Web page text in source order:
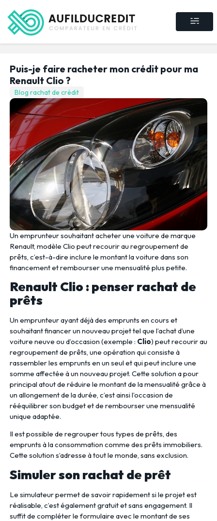
Puis-je faire racheter mon crédit pour ma
Renault Clio ?
Blog rachat de crédit
Un emprunteur souhaitant acheter une voiture de marque
Renault, modèle Clio peut recourir au regroupement de
prêts, c’est-à-dire inclure le montant la voiture dans son
financement et rembourser une mensualité plus petite.
Renault Clio : penser rachat de
prêts
Un emprunteur ayant déjà des emprunts en cours et
souhaitant financer un nouveau projet tel que l’achat d’une
voiture neuve ou d’occasion (exemple : Clio) peut recourir au
regroupement de prêts, une opération qui consiste à
rassembler les emprunts en un seul et qui peut inclure une
somme affectée à un nouveau projet. Cette solution a pour
principal atout de réduire le montant de la mensualité grâce à
un allongement de la durée, c’est ainsi l’occasion de
rééquilibrer son budget et de rembourser une mensualité
unique adaptée.
Il est possible de regrouper tous types de prêts, des
emprunts à la consommation comme des prêts immobiliers.
Cette solution s’adresse à tout le monde, sans exclusion.
Simuler son rachat de prêt
Le simulateur permet de savoir rapidement si le projet est
réalisable, c’est également gratuit et sans engagement. Il
suffit de compléter le formulaire avec le montant de ses